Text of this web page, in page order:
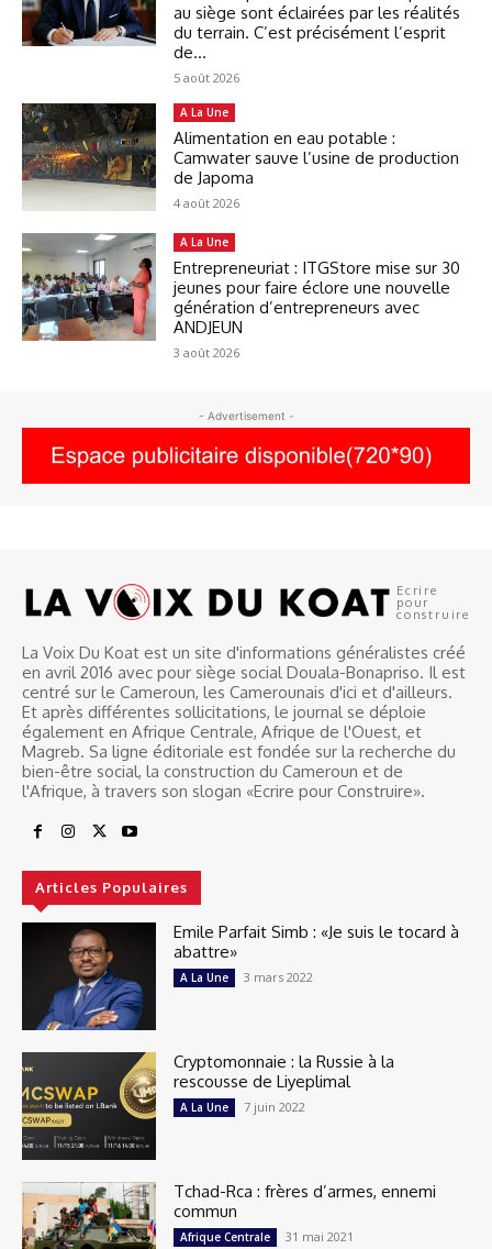
au siège sont éclairées par les réalités
du terrain. C’est précisément l’esprit
de...
5 août 2026
A La Une
Alimentation en eau potable :
Camwater sauve l’usine de production
de Japoma
4 août 2026
A La Une
Entrepreneuriat : ITGStore mise sur 30
jeunes pour faire éclore une nouvelle
génération d’entrepreneurs avec
ANDJEUN
3 août 2026
- Advertisement -
Ecrire
pour
construire
La Voix Du Koat est un site d'informations généralistes créé
en avril 2016 avec pour siège social Douala-Bonapriso. Il est
centré sur le Cameroun, les Camerounais d'ici et d'ailleurs.
Et après différentes sollicitations, le journal se déploie
également en Afrique Centrale, Afrique de l'Ouest, et
Magreb. Sa ligne éditoriale est fondée sur la recherche du
bien-être social, la construction du Cameroun et de
l'Afrique, à travers son slogan «Ecrire pour Construire».
Articles Populaires
Emile Parfait Simb : «Je suis le tocard à
abattre»
A La Une 3 mars 2022
Cryptomonnaie : la Russie à la
rescousse de Liyeplimal
A La Une 7 juin 2022
Tchad-Rca : frères d’armes, ennemi
commun
Afrique Centrale 31 mai 2021